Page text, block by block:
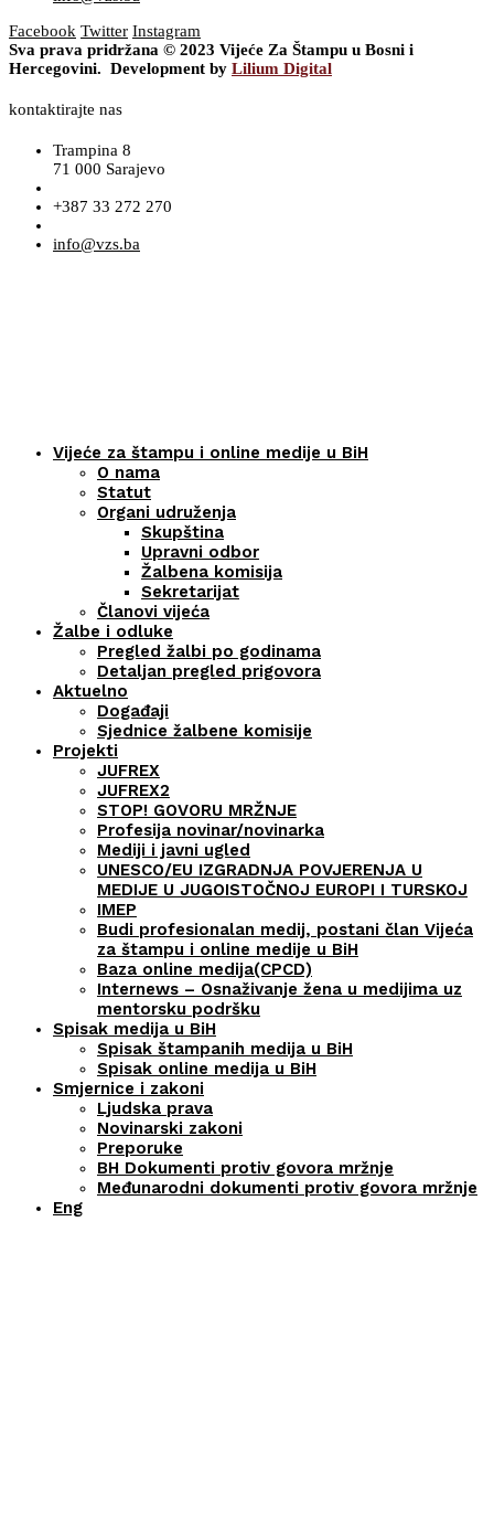
Facebook Twitter Instagram
Sva prava pridržana © 2023 Vijeće Za Štampu u Bosni i
Hercegovini. Development by Lilium Digital
kontaktirajte nas
Trampina 8
71 000 Sarajevo
+387 33 272 270
info@vzs.ba
Vijeće za štampu i online medije u BiH
O nama
Statut
Organi udruženja
Skupština
Upravni odbor
Žalbena komisija
Sekretarijat
Članovi vijeća
Žalbe i odluke
Pregled žalbi po godinama
Detaljan pregled prigovora
Aktuelno
Događaji
Sjednice žalbene komisije
Projekti
JUFREX
JUFREX2
STOP! GOVORU MRŽNJE
Profesija novinar/novinarka
Mediji i javni ugled
UNESCO/EU IZGRADNJA POVJERENJA U
MEDIJE U JUGOISTOČNOJ EUROPI I TURSKOJ
IMEP
Budi profesionalan medij, postani član Vijeća
za štampu i online medije u BiH
Baza online medija(CPCD)
Internews – Osnaživanje žena u medijima uz
mentorsku podršku
Spisak medija u BiH
Spisak štampanih medija u BiH
Spisak online medija u BiH
Smjernice i zakoni
Ljudska prava
Novinarski zakoni
Preporuke
BH Dokumenti protiv govora mržnje
Međunarodni dokumenti protiv govora mržnje
Eng